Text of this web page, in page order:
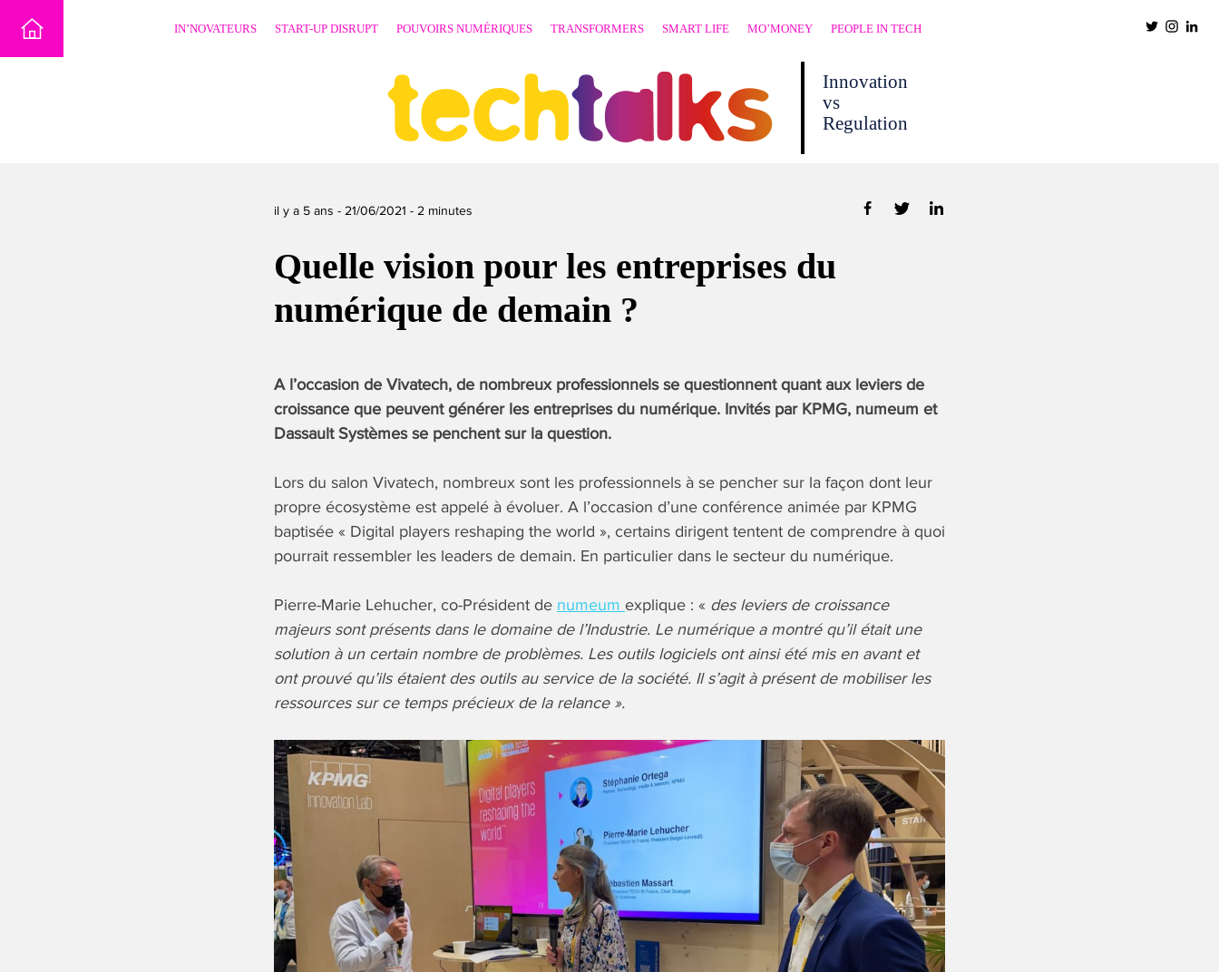
IN’NOVATEURS START-UP DISRUPT POUVOIRS NUMÉRIQUES TRANSFORMERS SMART LIFE MO’MONEY PEOPLE IN TECH
techtalks
Innovation
vs
Regulation
il y a 5 ans - 21/06/2021 - 2 minutes
Quelle vision pour les entreprises du
numérique de demain ?
A l’occasion de Vivatech, de nombreux professionnels se questionnent quant aux leviers de
croissance que peuvent générer les entreprises du numérique. Invités par KPMG, numeum et
Dassault Systèmes se penchent sur la question.
Lors du salon Vivatech, nombreux sont les professionnels à se pencher sur la façon dont leur
propre écosystème est appelé à évoluer. A l’occasion d’une conférence animée par KPMG
baptisée « Digital players reshaping the world », certains dirigent tentent de comprendre à quoi
pourrait ressembler les leaders de demain. En particulier dans le secteur du numérique.
Pierre-Marie Lehucher, co-Président de numeum explique : « des leviers de croissance
majeurs sont présents dans le domaine de l’Industrie. Le numérique a montré qu’il était une
solution à un certain nombre de problèmes. Les outils logiciels ont ainsi été mis en avant et
ont prouvé qu’ils étaient des outils au service de la société. Il s’agit à présent de mobiliser les
ressources sur ce temps précieux de la relance ».